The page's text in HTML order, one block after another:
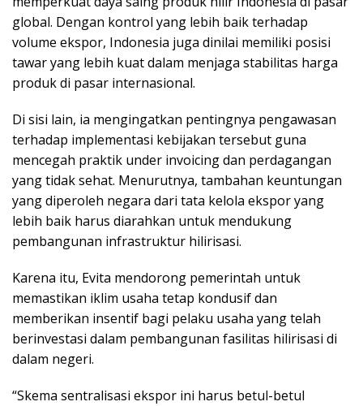
global. Dengan kontrol yang lebih baik terhadap
volume ekspor, Indonesia juga dinilai memiliki posisi
tawar yang lebih kuat dalam menjaga stabilitas harga
produk di pasar internasional.
Di sisi lain, ia mengingatkan pentingnya pengawasan
terhadap implementasi kebijakan tersebut guna
mencegah praktik under invoicing dan perdagangan
yang tidak sehat. Menurutnya, tambahan keuntungan
yang diperoleh negara dari tata kelola ekspor yang
lebih baik harus diarahkan untuk mendukung
pembangunan infrastruktur hilirisasi.
Karena itu, Evita mendorong pemerintah untuk
memastikan iklim usaha tetap kondusif dan
memberikan insentif bagi pelaku usaha yang telah
berinvestasi dalam pembangunan fasilitas hilirisasi di
dalam negeri.
“Skema sentralisasi ekspor ini harus betul-betul